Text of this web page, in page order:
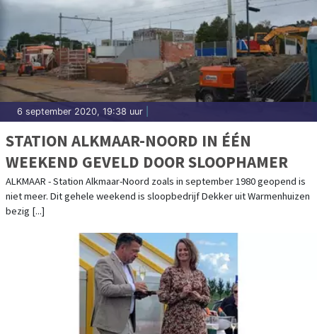
6 september 2020, 19:38 uur
STATION ALKMAAR-NOORD IN ÉÉN
WEEKEND GEVELD DOOR SLOOPHAMER
ALKMAAR - Station Alkmaar-Noord zoals in september 1980 geopend is
niet meer. Dit gehele weekend is sloopbedrijf Dekker uit Warmenhuizen
bezig [...]